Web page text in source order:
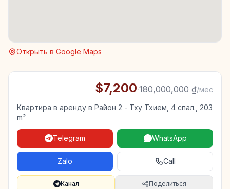
Открыть в Google Maps
$7,200·180,000,000 ₫/мес
Квартира в аренду в Район 2 - Тху Тхием, 4 спал., 203
m²
Telegram WhatsApp
Zalo Call
Канал Поделиться